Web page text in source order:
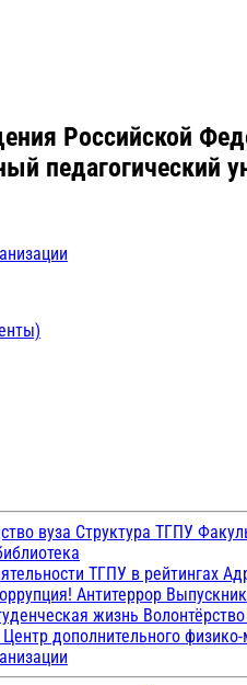
Российской
педагогический
вуза Структура ТГПУ
ТГПУ в рейтингах
Антитеррор
жизнь Волонтёрство
Центр дополнительного